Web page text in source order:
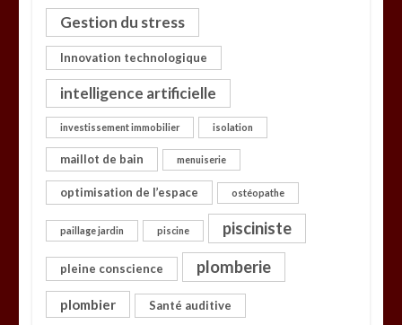
Gestion du stress
Innovation technologique
intelligence artificielle
investissement immobilier isolation
maillot de bain menuiserie
optimisation de l’espace ostéopathe
paillage jardin piscine pisciniste
pleine conscience plomberie
plombier Santé auditive